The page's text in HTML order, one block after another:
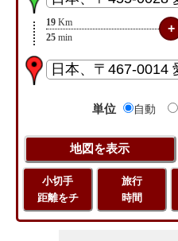
19 Km
25 min
単位 自動
小切手
距離をチ
旅行
時間